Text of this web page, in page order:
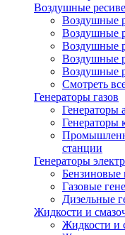
Воздушные
Воздушные
Воздушные
Воздушные
Воздушные
Воздушные
Смотреть
Генераторы газов
Генераторы
Генераторы
станции
Генераторы
Бензиновые
Газовые
Дизельные
Жидкости и
Жидкости и